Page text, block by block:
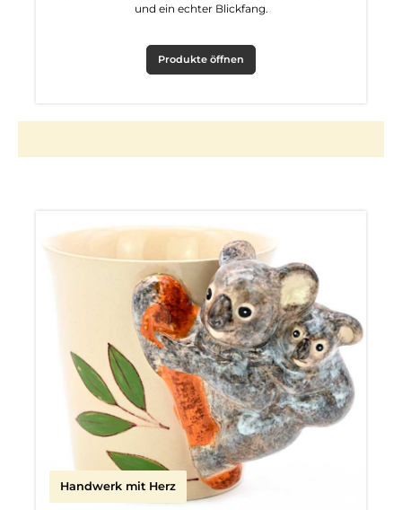
und ein echter Blickfang.
Produkte öffnen
Handwerk mit Herz